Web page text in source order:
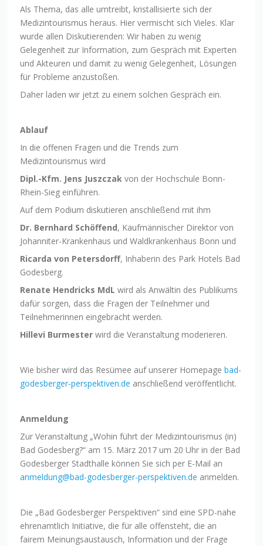
Als Thema, das alle umtreibt, kristallisierte sich der
Medizintourismus heraus. Hier vermischt sich Vieles. Klar
wurde allen Diskutierenden: Wir haben zu wenig
Gelegenheit zur Information, zum Gespräch mit Experten
und Akteuren und damit zu wenig Gelegenheit, Lösungen
für Probleme anzustoßen.
Daher laden wir jetzt zu einem solchen Gespräch ein.
Ablauf
In die offenen Fragen und die Trends zum
Medizintourismus wird
Dipl.-Kfm. Jens Juszczakvon der Hochschule Bonn-
Rhein-Sieg einführen.
Auf dem Podium diskutieren anschließend mit ihm
Dr. Bernhard Schöffend, Kaufmännischer Direktor von
Johanniter-Krankenhaus und Waldkrankenhaus Bonn und
Ricarda von Petersdorff, Inhaberin des Park Hotels Bad
Godesberg.
Renate Hendricks MdLwird als Anwältin des Publikums
dafür sorgen, dass die Fragen der Teilnehmer und
Teilnehmerinnen eingebracht werden.
Hillevi Burmester wird die Veranstaltung moderieren.
Wie bisher wird das Resümee auf unserer Homepagebad-
godesberger-perspektiven.de anschließend veröffentlicht.
Anmeldung
Zur Veranstaltung „Wohin führt der Medizintourismus (in)
Bad Godesberg?“ am 15. März 2017 um 20 Uhr in der Bad
Godesberger Stadthalle können Sie sich per E-Mail an
anmeldung@bad-godesberger-perspektiven.de anmelden.
Die „Bad Godesberger Perspektiven“ sind eine SPD-nahe
ehrenamtlich Initiative, die für alle offensteht, die an
fairem Meinungsaustausch, Information und der Frage